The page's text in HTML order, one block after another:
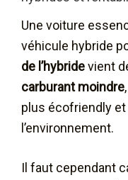
Une voiture
véhicule hybride
de l’hybridevient
carburant moindre
plus écofriendly
l’environnement.
Il faut cependant